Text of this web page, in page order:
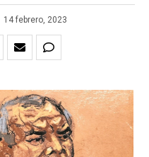
14 febrero, 2023